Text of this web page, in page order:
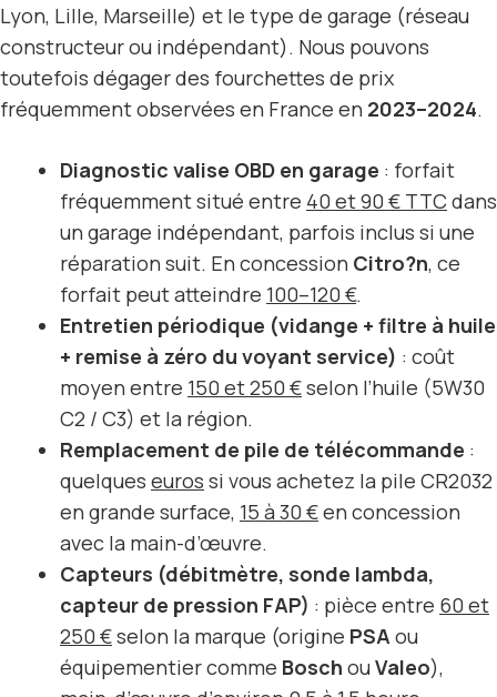
Lyon, Lille, Marseille) et le type de garage (réseau
constructeur ou indépendant). Nous pouvons
toutefois dégager des fourchettes de prix
fréquemment observées en France en 2023–2024.
Diagnostic valise OBD en garage : forfait
fréquemment situé entre 40 et 90 € TTC dans
un garage indépendant, parfois inclus si une
réparation suit. En concession Citro?n, ce
forfait peut atteindre 100–120 €.
Entretien périodique (vidange + filtre à huile
+ remise à zéro du voyant service) : coût
moyen entre 150 et 250 €selon l’huile (5W30
C2 / C3) et la région.
Remplacement de pile de télécommande :
quelques euros si vous achetez la pile CR2032
en grande surface, 15 à 30 €en concession
avec la main-d’œuvre.
Capteurs (débitmètre, sonde lambda,
capteur de pression FAP) : pièce entre 60 et
250 €selon la marque (origine PSA ou
équipementier comme Bosch ou Valeo),